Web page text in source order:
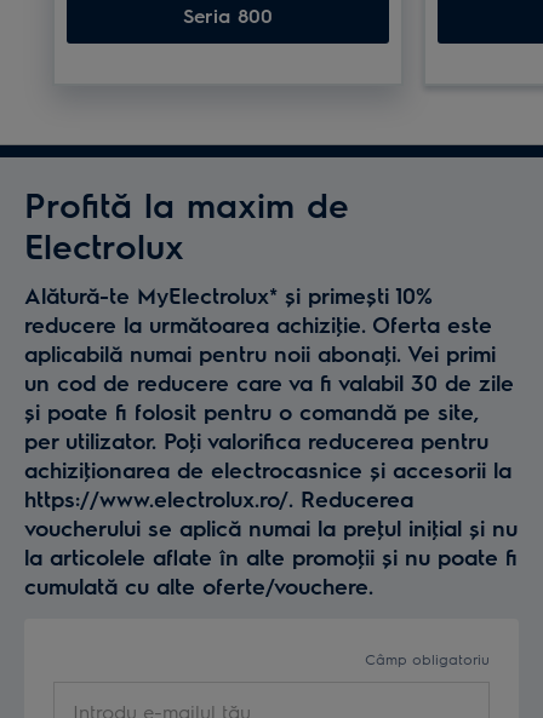
Seria 800
Profită la maxim de
Electrolux
Alătură-te MyElectrolux* și primești 10%
reducere la următoarea achiziţie. Oferta este
aplicabilă numai pentru noii abonaţi. Vei primi
un cod de reducere care va fi valabil 30 de zile
și poate fi folosit pentru o comandă pe site,
per utilizator. Poţi valorifica reducerea pentru
achiziţionarea de electrocasnice și accesorii la
https://www.electrolux.ro/. Reducerea
voucherului se aplică numai la preţul iniţial și nu
la articolele aflate în alte promoţii și nu poate fi
cumulată cu alte oferte/vouchere.
Câmp obligatoriu